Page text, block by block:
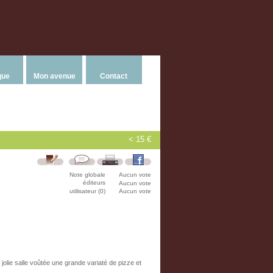
Mon avenue Contact
< 15 €
Note globale
Aucun vote
éditeurs
Aucun vote
utilisateur (0)
Aucun vote
salle voûtée une grande variaté de pizze et